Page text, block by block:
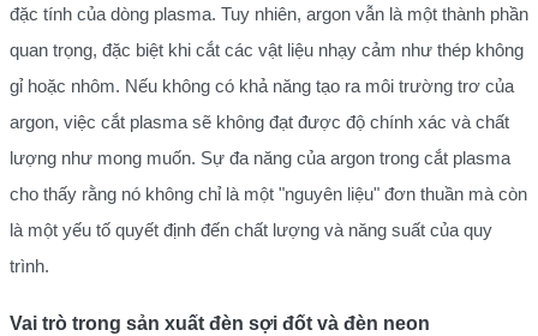
đặc tính của dòng plasma. Tuy nhiên, argon vẫn là một thành phần
quan trọng, đặc biệt khi cắt các vật liệu nhạy cảm như thép không
gỉ hoặc nhôm. Nếu không có khả năng tạo ra môi trường trơ của
argon, việc cắt plasma sẽ không đạt được độ chính xác và chất
lượng như mong muốn. Sự đa năng của argon trong cắt plasma
cho thấy rằng nó không chỉ là một "nguyên liệu" đơn thuần mà còn
là một yếu tố quyết định đến chất lượng và năng suất của quy
trình.
Vai trò trong sản xuất đèn sợi đốt và đèn neon